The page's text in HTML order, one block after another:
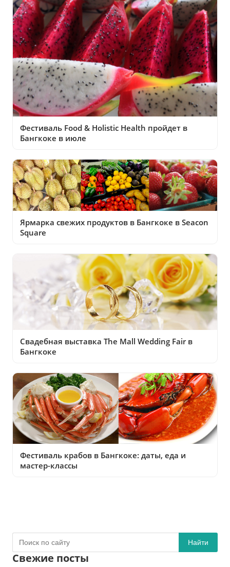
Фестиваль Food & Holistic Health пройдет в
Бангкоке в июле
Ярмарка свежих продуктов в Бангкоке в Seacon
Square
Свадебная выставка The Mall Wedding Fair в
Бангкоке
Фестиваль крабов в Бангкоке: даты, еда и
мастер-классы
Найти
Свежие посты